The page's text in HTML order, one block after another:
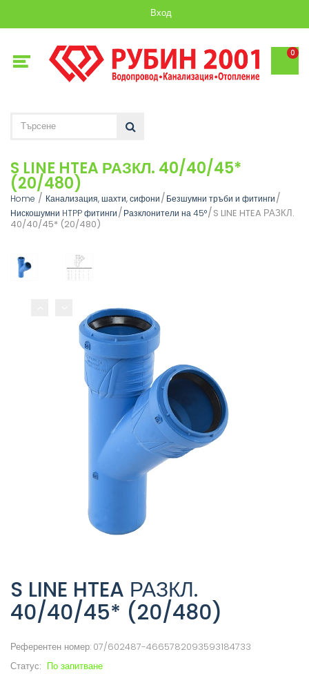
Вход
0
S LINE HTEA РАЗКЛ. 40/40/45*
(20/480)
Home Канализация, шахти, сифони
Безшумни тръби и фитинги
Нискошумни HTPP фитинги
Разклонители на 45° S LINE HTEA РАЗКЛ.
40/40/45* (20/480)
S LINE HTEA РАЗКЛ.
40/40/45* (20/480)
Референтен номер: 07/602487-4665782093593184733
Статус: По запитване